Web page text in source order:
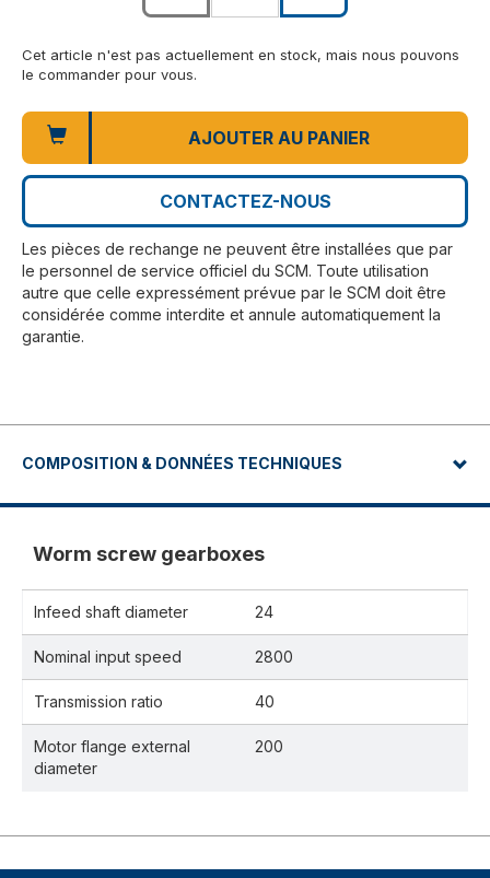
Cet article n'est pas actuellement en stock, mais nous pouvons
le commander pour vous.
AJOUTER AU PANIER
CONTACTEZ-NOUS
Les pièces de rechange ne peuvent être installées que par
le personnel de service officiel du SCM. Toute utilisation
autre que celle expressément prévue par le SCM doit être
considérée comme interdite et annule automatiquement la
garantie.
COMPOSITION & DONNÉES TECHNIQUES
Worm screw gearboxes
Infeed shaft diameter 24
Nominal input speed 2800
Transmission ratio 40
Motor flange external
diameter
200